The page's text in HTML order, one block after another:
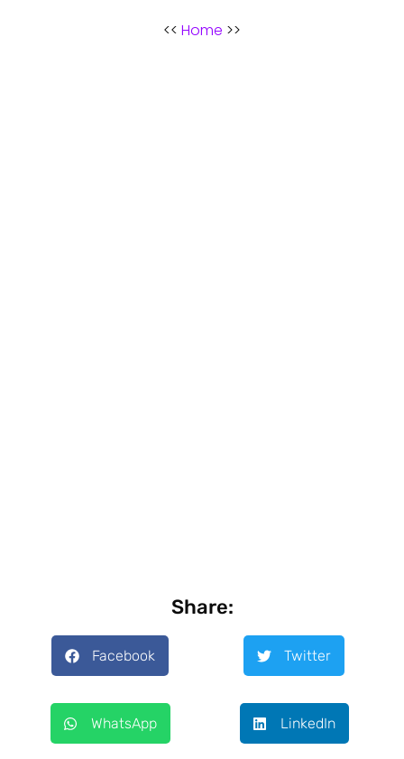
<< Home >>
Share:
Facebook Twitter
WhatsApp LinkedIn